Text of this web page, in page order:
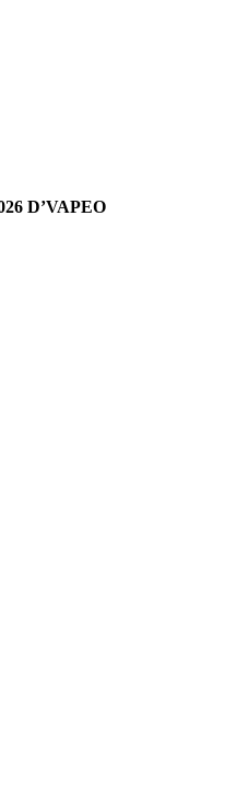
D’VAPEO